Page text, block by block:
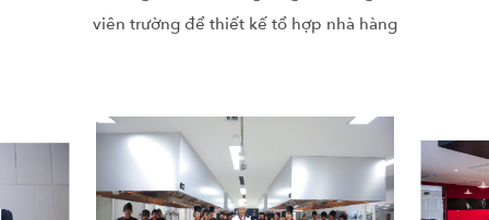
viên trường để thiết kế tổ hợp nhà hàng